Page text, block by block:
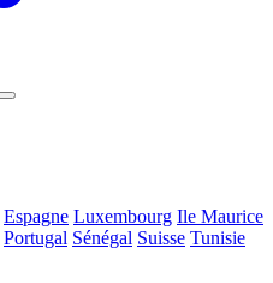
Espagne Luxembourg Ile Maurice
Portugal Sénégal Suisse Tunisie